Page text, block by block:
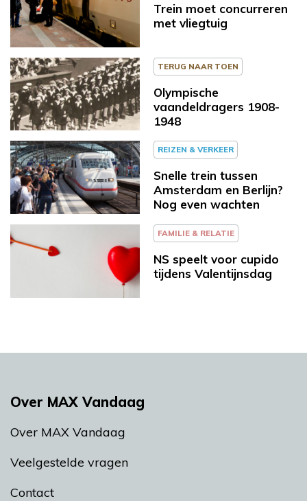
Trein moet concurreren
met vliegtuig
TERUG NAAR TOEN
Olympische
vaandeldragers 1908-
1948
REIZEN & VERKEER
Snelle trein tussen
Amsterdam en Berlijn?
Nog even wachten
FAMILIE & RELATIE
NS speelt voor cupido
tijdens Valentijnsdag
Over MAX Vandaag
Over MAX Vandaag
Veelgestelde vragen
Contact